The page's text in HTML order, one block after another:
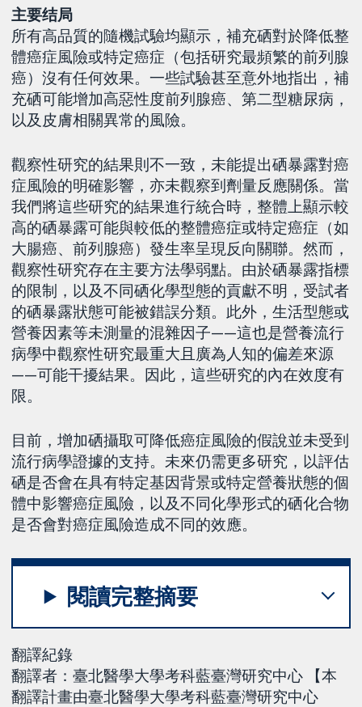
主要结局
所有高品質的隨機試驗均顯示，補充硒對於降低整
體癌症風險或特定癌症（包括研究最頻繁的前列腺
癌）沒有任何效果。一些試驗甚至意外地指出，補
充硒可能增加高惡性度前列腺癌、第二型糖尿病，
以及皮膚相關異常的風險。
觀察性研究的結果則不一致，未能提出硒暴露對癌
症風險的明確影響，亦未觀察到劑量反應關係。當
我們將這些研究的結果進行統合時，整體上顯示較
高的硒暴露可能與較低的整體癌症或特定癌症（如
大腸癌、前列腺癌）發生率呈現反向關聯。然而，
觀察性研究存在主要方法學弱點。由於硒暴露指標
的限制，以及不同硒化學型態的貢獻不明，受試者
的硒暴露狀態可能被錯誤分類。此外，生活型態或
營養因素等未測量的混雜因子——這也是營養流行
病學中觀察性研究最重大且廣為人知的偏差來源
——可能干擾結果。因此，這些研究的內在效度有
限。
目前，增加硒攝取可降低癌症風險的假說並未受到
流行病學證據的支持。未來仍需更多研究，以評估
硒是否會在具有特定基因背景或特定營養狀態的個
體中影響癌症風險，以及不同化學形式的硒化合物
是否會對癌症風險造成不同的效應。
閱讀完整摘要
翻譯紀錄
翻譯者：臺北醫學大學考科藍臺灣研究中心 【本
翻譯計畫由臺北醫學大學考科藍臺灣研究中心